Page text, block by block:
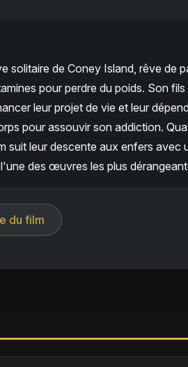
solitaire de Coney Island, rêve de
pour perdre du poids. Son
leur projet de vie et leur
pour assouvir son addiction.
suit leur descente aux enfers avec
des œuvres les plus
du film